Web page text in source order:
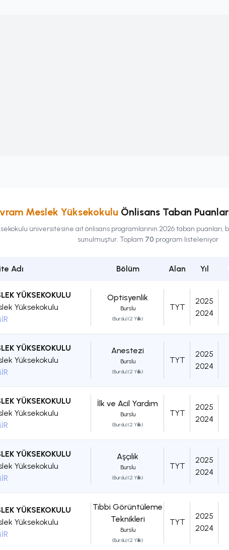
Meslek Yüksekokulu Önlisans Taban
üniversitesine aitönlisansprogramlarının 2026 taban puanları,
sunulmuştur. Toplam 70 program listeleniyor
Adı Bölüm Alan Yıl
YÜKSEKOKULU
Yüksekokulu
Optisyenlik
Burslu
(Burslu) (2 Yıllık)
TYT
2025
2024
YÜKSEKOKULU
Yüksekokulu
Anestezi
Burslu
(Burslu) (2 Yıllık)
TYT
2025
2024
YÜKSEKOKULU
Yüksekokulu
İlk ve Acil Yardım
Burslu
(Burslu) (2 Yıllık)
TYT
2025
2024
YÜKSEKOKULU
Yüksekokulu
Aşçılık
Burslu
(Burslu) (2 Yıllık)
TYT
2025
2024
YÜKSEKOKULU
Yüksekokulu
Tıbbi Görüntüleme
Teknikleri
Burslu
(Burslu) (2 Yıllık)
TYT
2025
2024